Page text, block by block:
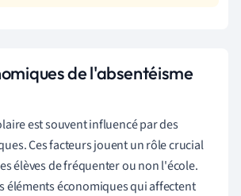
de l'absentéisme
est souvent influencé par des
Ces facteurs jouent un rôle crucial
élèves de fréquenter ou non l'école.
éléments économiques qui affectent